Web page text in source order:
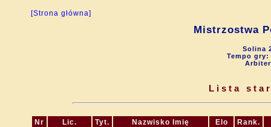
[Strona główna]
Mistrzostwa
Solina
Tempo gry:
Lista
Nr Lic. Tyt. Nazwisko Imię Elo
Rank.